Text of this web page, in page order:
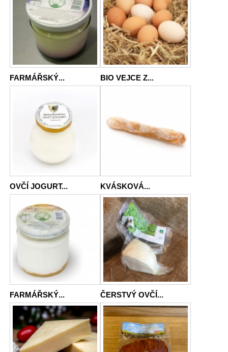
FARMÁŘSKÝ... BIO VEJCE Z...
OVČÍ JOGURT... KVÁSKOVÁ...
FARMÁŘSKÝ... ČERSTVÝ OVČÍ...